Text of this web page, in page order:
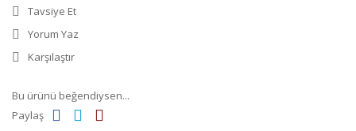
Tavsiye Et
Yorum Yaz
Karşılaştır
Bu ürünü beğendiysen...
Paylaş